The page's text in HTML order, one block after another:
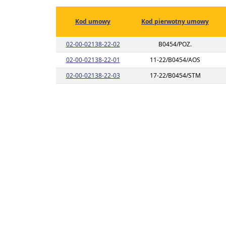
Kod umowy Kod pierwotny umowy
02-00-02138-22-02Link do listy planu umowy o kodzie 02-
B0454/POZ.
02-00-02138-22-01 Link do listy planu umowy o kodzie
11-22/B0454/AOS
02-00-02138-22-03Link do listy planu umowy o kodzie 02-
17-22/B0454/STM